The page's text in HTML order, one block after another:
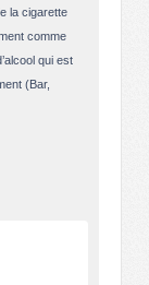
la cigarette
comme
qui est
(Bar,